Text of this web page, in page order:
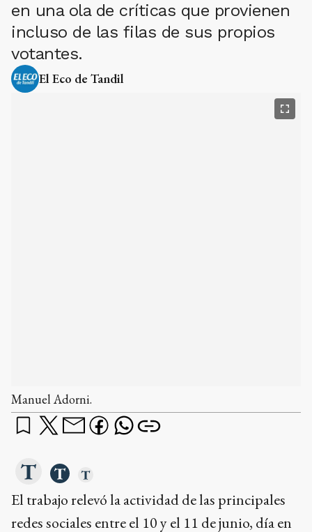
en una ola de críticas que provienen
incluso de las filas de sus propios
votantes.
El Eco de Tandil
El trabajo relevó la actividad de las principales
el que Adorni dio a conocer detalles de su
incremento patrimonial. El ministro
coordinador funcionario justificó su riqueza